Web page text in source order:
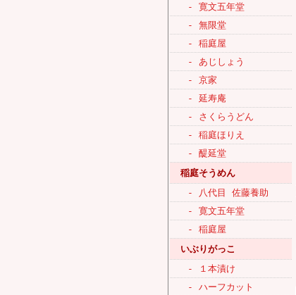
- 寛文五年堂
- 無限堂
- 稲庭屋
- あじしょう
- 京家
- 延寿庵
- さくらうどん
- 稲庭ほりえ
- 醍延堂
稲庭そうめん
- 八代目 佐藤養助
- 寛文五年堂
- 稲庭屋
いぶりがっこ
- １本漬け
- ハーフカット